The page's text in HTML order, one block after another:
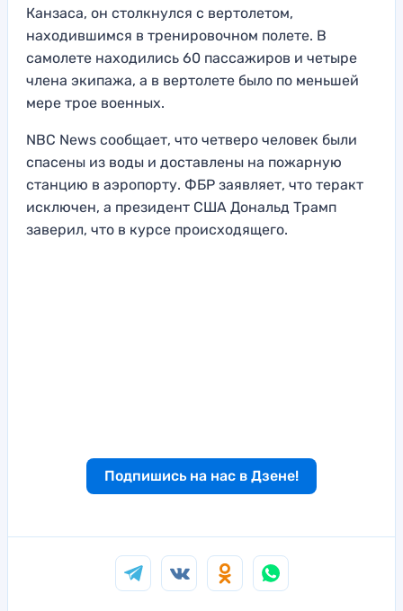
Канзаса, он столкнулся с вертолетом,
находившимся в тренировочном полете. В
самолете находились 60 пассажиров и четыре
члена экипажа, а в вертолете было по меньшей
мере трое военных.
NBC News сообщает, что четверо человек были
спасены из воды и доставлены на пожарную
станцию в аэропорту. ФБР заявляет, что теракт
исключен, а президент США Дональд Трамп
заверил, что в курсе происходящего.
Подпишись на нас в Дзене!